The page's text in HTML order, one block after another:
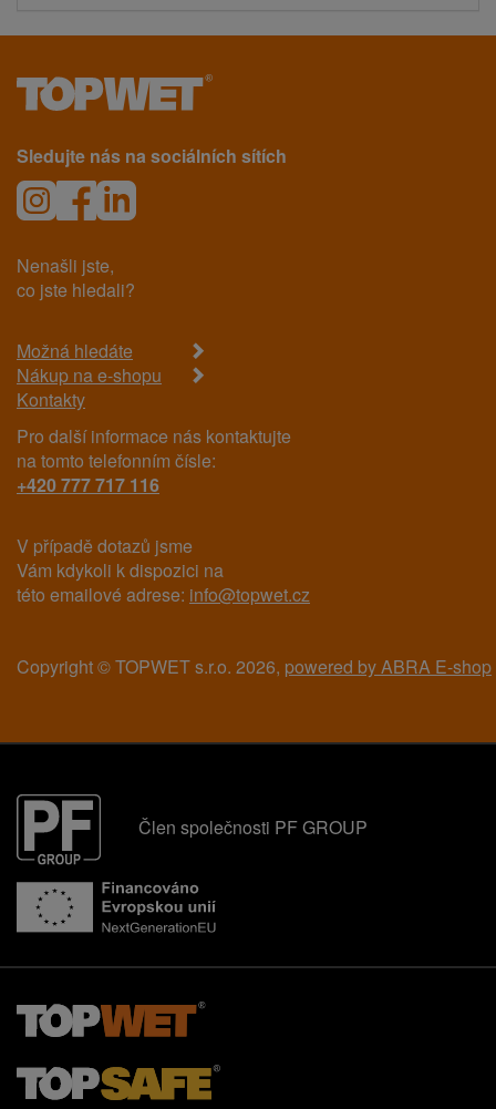
Sledujte nás na sociálních sítích
Nenašli jste,
co jste hledali?
Možná hledáte
Nákup na e-shopu
Kontakty
Pro další informace nás kontaktujte
na tomto telefonním čísle:
+420 777 717 116
V případě dotazů jsme
Vám kdykoli k dispozici na
této emailové adrese: info@topwet.cz
Copyright © TOPWET s.r.o. 2026, powered by ABRA E-shop
Člen společnosti PF GROUP